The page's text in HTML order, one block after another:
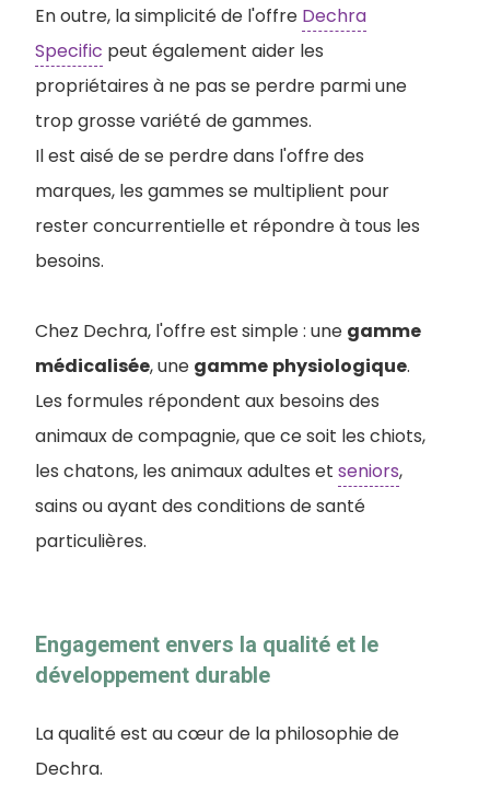
En outre, la simplicité de l'offre Dechra
Specific peut également aider les
propriétaires à ne pas se perdre parmi une
trop grosse variété de gammes.
Il est aisé de se perdre dans l'offre des
marques, les gammes se multiplient pour
rester concurrentielle et répondre à tous les
besoins.
Chez Dechra, l'offre est simple : une gamme
médicalisée, une gamme physiologique.
Les formules répondent aux besoins des
animaux de compagnie, que ce soit les chiots,
les chatons, les animaux adultes et seniors,
sains ou ayant des conditions de santé
particulières.
Engagement envers la qualité et le
développement durable
La qualité est au cœur de la philosophie de
Dechra.